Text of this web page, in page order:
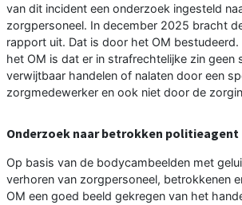
van dit incident een onderzoek ingesteld
zorgpersoneel. In december 2025 bracht
rapport uit. Dat is door het OM bestudeerd.
het OM is dat er in strafrechtelijke zin geen
verwijtbaar handelen of nalaten door een
zorgmedewerker en ook niet door de
Onderzoek naar betrokken politieagent
Op basis van de bodycambeelden met
verhoren van zorgpersoneel, betrokkenen
OM een goed beeld gekregen van het